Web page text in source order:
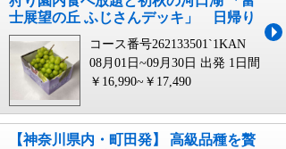
士展望の丘 ふじさんデッキ」 日帰り
コース番号262133501`1KAN
08月01日~09月30日 出発 1日間
￥16,990~￥17,490
【神奈川県内・町田発】 高級品種を贅